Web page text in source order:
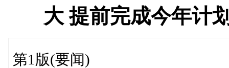
大 提前完成今年计
第1版(要闻)